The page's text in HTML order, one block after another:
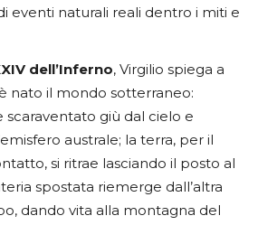
eventi naturali reali dentro i miti e
dell’Inferno, Virgilio spiega a
nato il mondo sotterraneo:
scaraventato giù dal cielo e
australe; la terra, per il
si ritrae lasciando il posto al
spostata riemerge dall’altra
dando vita alla montagna del